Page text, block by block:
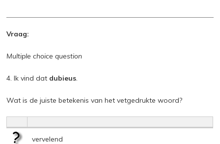
Vraag:
Multiple choice question
4. Ik vind dat dubieus.
Wat is de juiste betekenis van het vetgedrukte woord?
vervelend